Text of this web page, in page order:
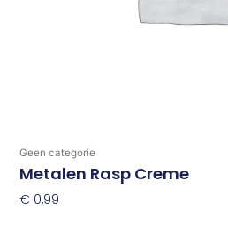
Geen categorie
Metalen Rasp Creme
€ 0,99